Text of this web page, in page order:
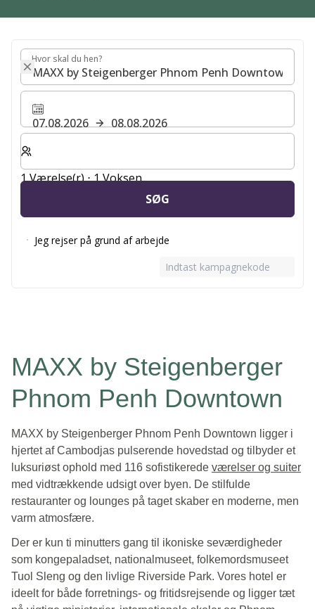
Hvor skal du hen?
Hvor skal du hen?
07.08.2026
08.08.2026
Vælg antal værelser og gæster til dit ophold
1 Værelse(r) ⋅ 1 Voksen
SØG
Jeg rejser på grund af arbejde
Indtast kampagnekode
MAXX by Steigenberger
Phnom Penh Downtown
MAXX by Steigenberger Phnom Penh Downtown ligger i
hjertet af Cambodjas pulserende hovedstad og tilbyder et
luksuriøst ophold med 116 sofistikerede værelser og suiter
med vidtrækkende udsigt over byen. De stilfulde
restauranter og lounges på taget skaber en moderne, men
varm atmosfære.
Der er kun ti minutters gang til ikoniske seværdigheder
som kongepaladset, nationalmuseet, folkemordsmuseet
Tuol Sleng og den livlige Riverside Park. Vores hotel er
ideelt for både forretnings- og fritidsrejsende og ligger tæt